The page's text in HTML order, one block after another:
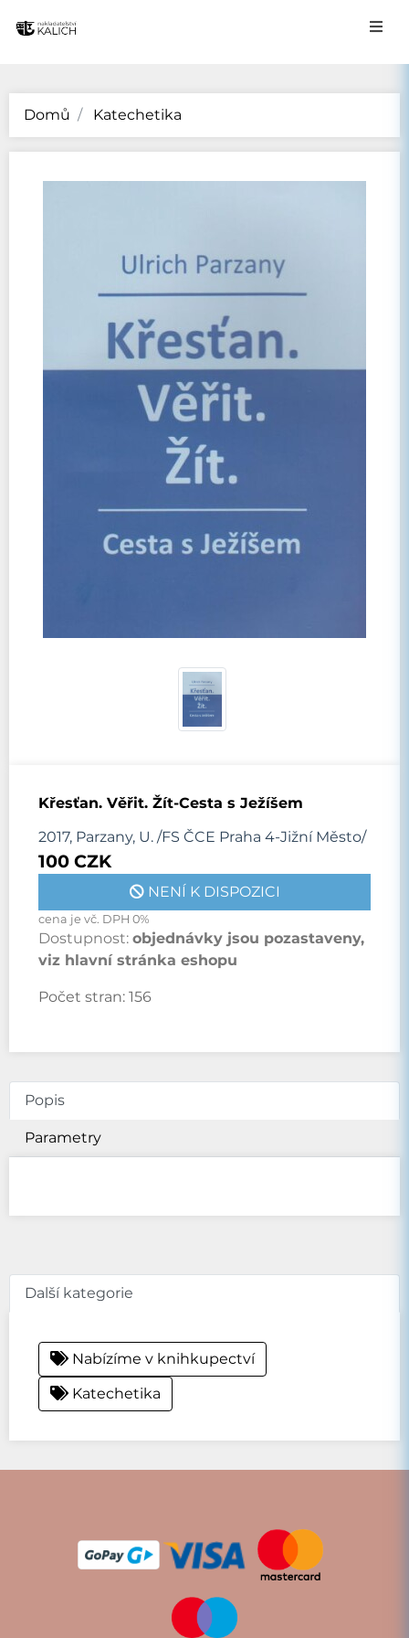
Domů Katechetika
Křesťan. Věřit. Žít-Cesta s Ježíšem
2017, Parzany, U. /FS ČCE Praha 4-Jižní Město/
100 CZK
NENÍ K DISPOZICI
cena je vč. DPH 0%
Dostupnost: objednávky jsou pozastaveny,
viz hlavní stránka eshopu
Počet stran: 156
Popis
Parametry
Další kategorie
Nabízíme v knihkupectví
Katechetika